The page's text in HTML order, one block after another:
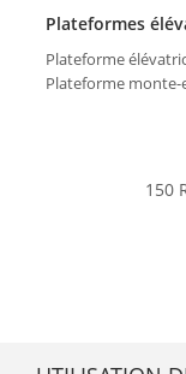
150
Plateformes
Plateforme
Plateforme monte-